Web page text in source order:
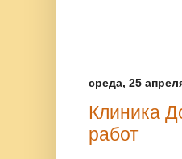
среда, 25
Клиника
работ